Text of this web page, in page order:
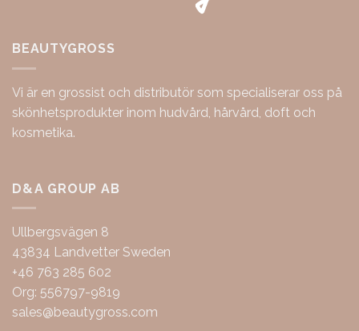
BEAUTYGROSS
Vi är en grossist och distributör som specialiserar oss på
skönhetsprodukter inom hudvård, hårvård, doft och
kosmetika.
D&A GROUP AB
Ullbergsvägen 8
43834 Landvetter Sweden
+46 763 285 602
Org: 556797-9819
sales@beautygross.com